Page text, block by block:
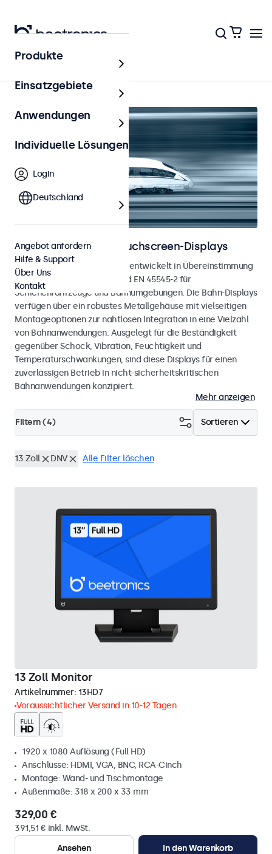
Schienenverkehr
Bahnmonitore und Touchscreen-Displays
Monitore und Touchscreens, entwickelt in Übereinstimmung
mit den Normen EN 50155 und EN 45545-2 für
Schienenfahrzeuge und Bahnumgebungen. Die Bahn-Displays
verfügen über ein robustes Metallgehäuse mit vielseitigen
Montageoptionen zur nahtlosen Integration in eine Vielzahl
von Bahnanwendungen. Ausgelegt für die Beständigkeit
gegenüber Schock, Vibration, Feuchtigkeit und
Temperaturschwankungen, sind diese Displays für einen
zuverlässigen Betrieb in nicht-sicherheitskritischen
Bahnanwendungen konzipiert.
Mehr anzeigen
Sortieren
Filtern (4)
13 Zoll DNV Alle Filter löschen
13 Zoll Monitor
Artikelnummer: 13HD7
Voraussichtlicher Versand in 10-12 Tagen
1920 x 1080 Auflösung (Full HD)
Anschlüsse: HDMI, VGA, BNC, RCA-Cinch
Montage: Wand- und Tischmontage
Außenmaße: 318 x 200 x 33 mm
329,00 €
391,51 € inkl. MwSt.
Ansehen
In den Warenkorb
Produkte
Einsatzgebiete
Anwendungen
Individuelle Lösungen
Login
Deutschland
Angebot anfordern
Hilfe & Support
Über Uns
Kontakt